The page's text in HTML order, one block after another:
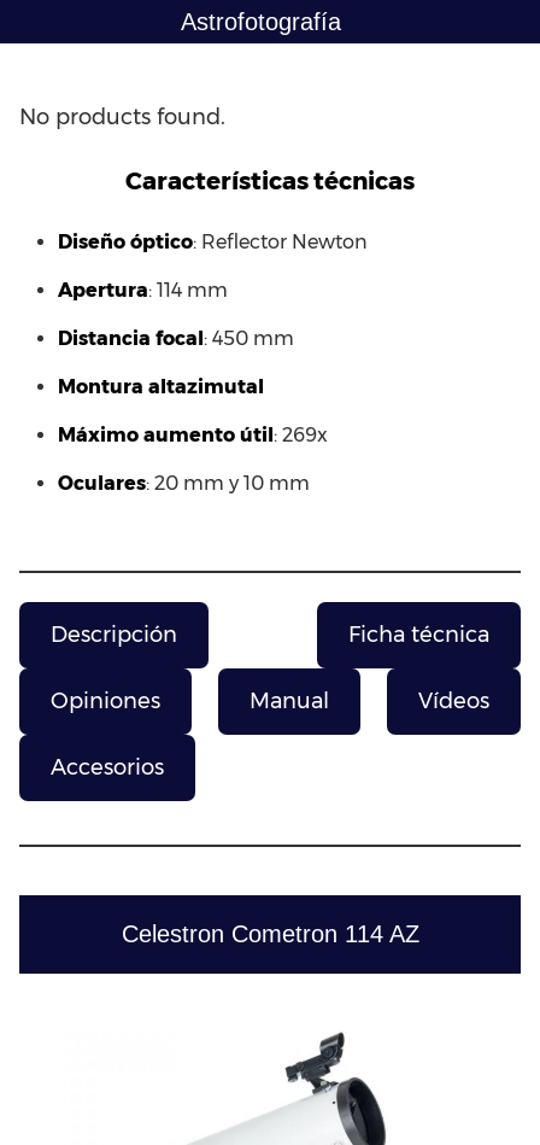
al
Astrofotografía
No products found.
Características técnicas
Diseño óptico: Reflector Newton
Apertura: 114 mm
Distancia focal: 450 mm
Montura altazimutal
Máximo aumento útil: 269x
Oculares: 20 mm y 10 mm
Descripción Ficha técnica
Opiniones Manual Vídeos
Accesorios
Celestron Cometron 114 AZ